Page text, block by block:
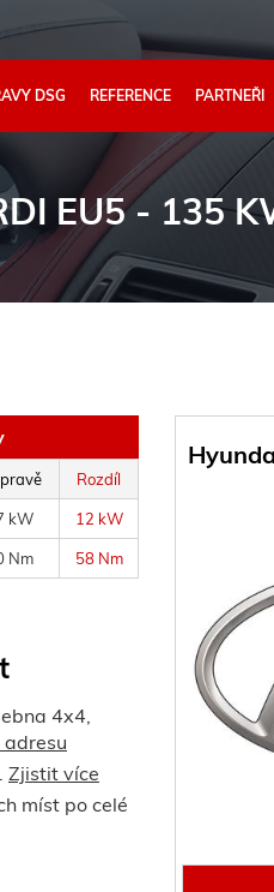
DSG REFERENCE PARTNEŘI
EU5 - 135
Rozdíl
kW 12 kW
Nm 58 Nm
4x4,
Zjistit více
míst po celé